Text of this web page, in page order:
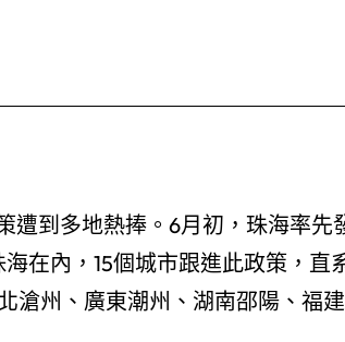
遭到多地熱捧。6月初，珠海率先
在內，15個城市跟進此政策，直
滄州、廣東潮州、湖南邵陽、福